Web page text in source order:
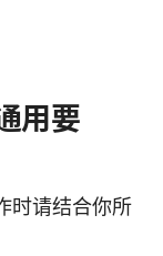
用要
时请结合你所